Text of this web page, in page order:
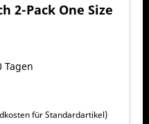
2-Pack One Size
für Standardartikel)